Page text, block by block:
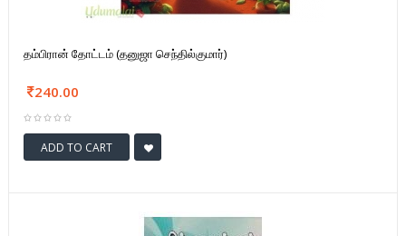
தம்பிரான் தோட்டம் (தனுஜா செந்தில்குமார்)
240.00
ADD TO CART